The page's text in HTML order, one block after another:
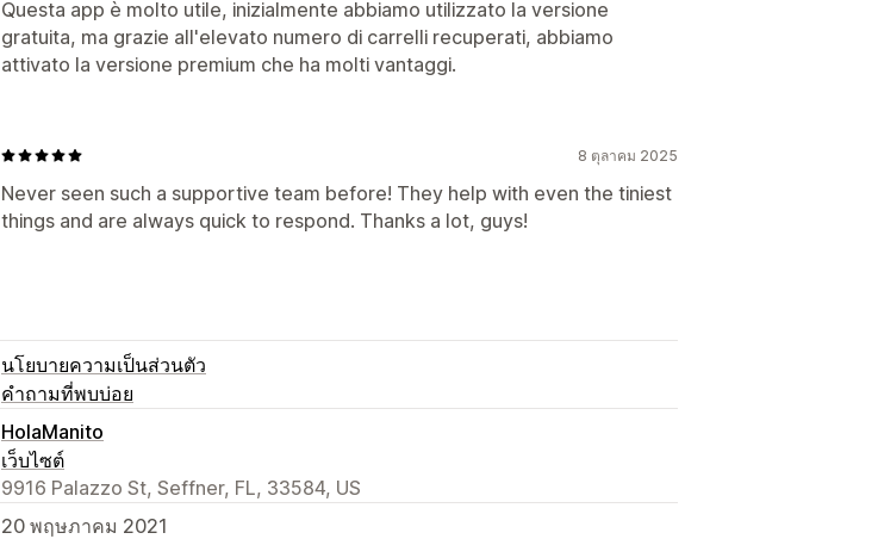
สีและแบบอักษร อีโมจิและสติกเกอร์ หน้าต่างแชท เวลาทำการ ข้อความต้อนรับ
ปุ่มแชท การติดแท็ก การมอบหมายแชท Flow แชท อวาตาร์ตัวแทน
Questa app è molto utile, inizialmente abbiamo utilizzato la versione
gratuita, ma grazie all'elevato numero di carrelli recuperati, abbiamo
attivato la versione premium che ha molti vantaggi.
8 ตุลาคม 2025
Never seen such a supportive team before! They help with even the tiniest
things and are always quick to respond. Thanks a lot, guys!
นโยบายความเป็นส่วนตัว
คำถามที่พบบ่อย
HolaManito
เว็บไซต์
9916 Palazzo St, Seffner, FL, 33584, US
20 พฤษภาคม 2021